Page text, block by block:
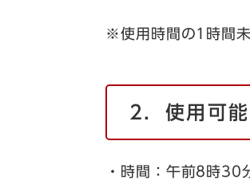
※使用時間の1時間
2．使用可
・時間：午前8時30